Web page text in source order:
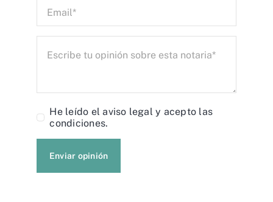
He leído elaviso legal y acepto las
condiciones.
Enviar opinión